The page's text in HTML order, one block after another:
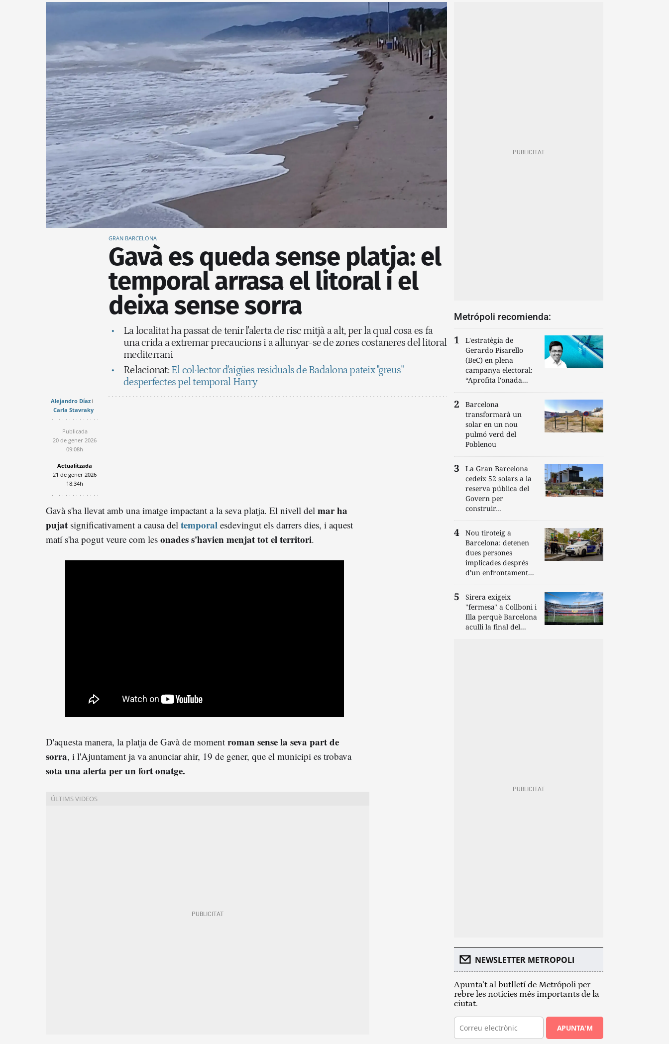
GRAN BARCELONA
Gavà es queda sense platja: el
temporal arrasa el litoral i el
deixa sense sorra
La localitat ha passat de tenir l'alerta de risc mitjà a alt, per la qual cosa es fa
una crida a extremar precaucions i a allunyar-se de zones costaneres del litoral
mediterrani
Relacionat: El col·lector d'aigües residuals de Badalona pateix "greus"
desperfectes pel temporal Harry
Alejandro Díaz
Carla Stavraky
Publicada
20 de gener 2026
09:08h
Actualitzada
21 de gener 2026
18:34h
Gavà s'ha llevat amb una imatge impactant a la seva platja. El nivell del mar ha
pujat significativament a causa del temporal esdevingut els darrers dies, i aquest
matí s'ha pogut veure com les onades s'havien menjat tot el territori.
D'aquesta manera, la platja de Gavà de moment roman sense la seva part de
sorra, i l'Ajuntament ja va anunciar ahir, 19 de gener, que el municipi es trobava
sota una alerta per un fort onatge.
Metrópoli recomienda:
L'estratègia de
Gerardo Pisarello
(BeC) en plena
campanya electoral:
“Aprofita l'onada...
Barcelona
transformarà un
solar en un nou
pulmó verd del
Poblenou
La Gran Barcelona
cedeix 52 solars a la
reserva pública del
Govern per
construir...
Nou tiroteig a
Barcelona: detenen
dues persones
implicades després
d'un enfrontament...
Sirera exigeix
"fermesa" a Collboni i
Illa perquè Barcelona
aculli la final del...
NEWSLETTER METROPOLI
Apunta’t al butlletí de Metrópoli per
rebre les notícies més importants de la
ciutat.
APUNTA'M